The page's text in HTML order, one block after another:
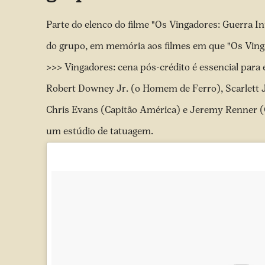
Parte do elenco do filme "Os Vingadores: Guerra
do grupo, em memória aos filmes em que "Os
>>> Vingadores: cena pós-crédito é essencial
Robert Downey Jr. (o Homem de Ferro),
Chris Evans (Capitão América) e Jeremy Renner
um estúdio de tatuagem.